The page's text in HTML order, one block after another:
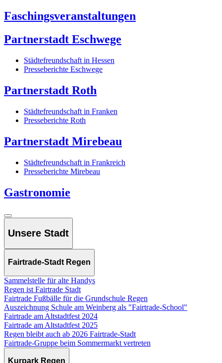
Faschingsveranstaltungen
Partnerstadt Eschwege
Städtefreundschaft in Hessen
Presseberichte Eschwege
Partnerstadt Roth
Städtefreundschaft in Franken
Presseberichte Roth
Partnerstadt Mirebeau
Städtefreundschaft in Frankreich
Presseberichte Mirebeau
Gastronomie
Unsere Stadt
Fairtrade-Stadt Regen
Sammelstelle für alte Handys
Regen ist Fairtrade Stadt
Fairtrade Fußbälle für die Grundschule Regen
Auszeichnung Schule am Weinberg als "Fairtrade-School"
Fairtrade am Altstadtfest 2024
Fairtrade am Altstadtfest 2025
Regen bleibt auch ab 2026 Fairtrade-Stadt
Fairtrade-Gruppe beim Sommermarkt vertreten
Kurpark Regen